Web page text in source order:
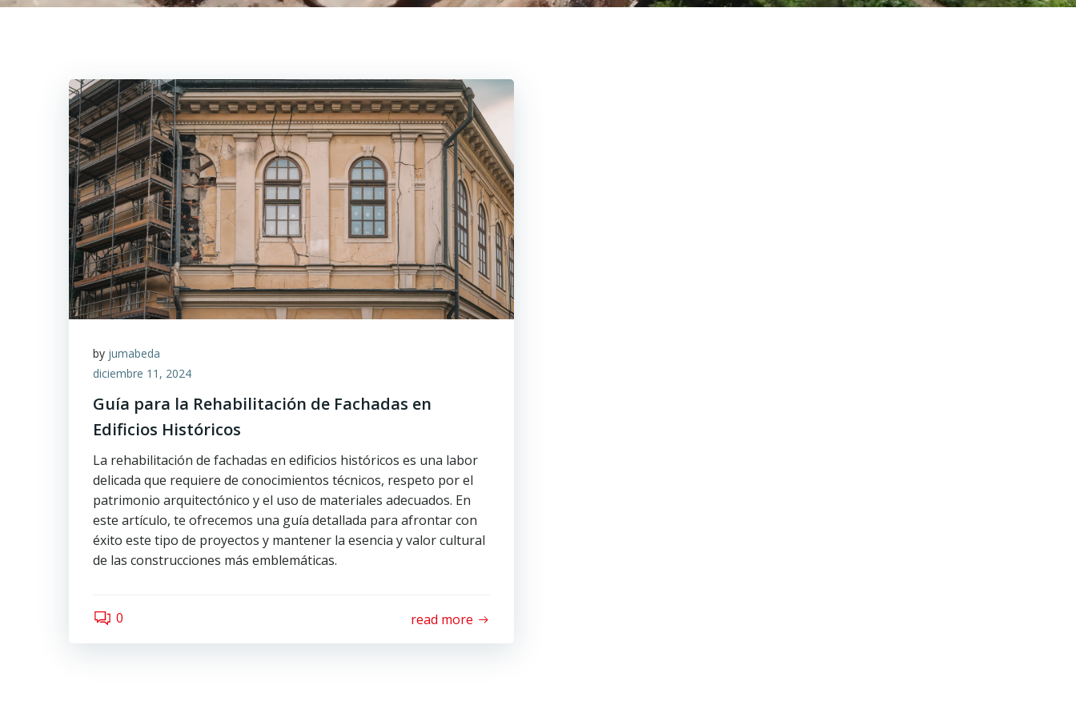
by jumabeda
diciembre 11, 2024
Guía para la Rehabilitación de Fachadas en
Edificios Históricos
La rehabilitación de fachadas en edificios históricos es una labor
delicada que requiere de conocimientos técnicos, respeto por el
patrimonio arquitectónico y el uso de materiales adecuados. En
este artículo, te ofrecemos una guía detallada para afrontar con
éxito este tipo de proyectos y mantener la esencia y valor cultural
de las construcciones más emblemáticas.
0 read more